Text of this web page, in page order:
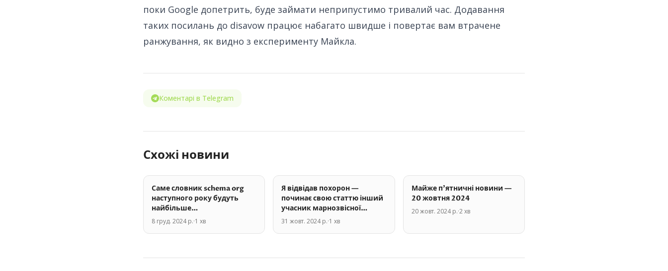
поки Google допетрить, буде займати неприпустимо тривалий час. Додавання
таких посилань до disavow працює набагато швидше і повертає вам втрачене
ранжування, як видно з експерименту Майкла.
Коментарі в Telegram
Схожі новини
Саме словник schema org
наступного року будуть
найбільше
використовувати AI-
чатботи і асистенти для…
8 груд. 2024 р.·1 хв
Я відвідав похорон —
починає свою статтю інший
учасник марнозвісної
зустрічі Google з
креаторами…
31 жовт. 2024 р.·1 хв
Майже п'ятничні новини —
20 жовтня 2024
20 жовт. 2024 р.·2хв